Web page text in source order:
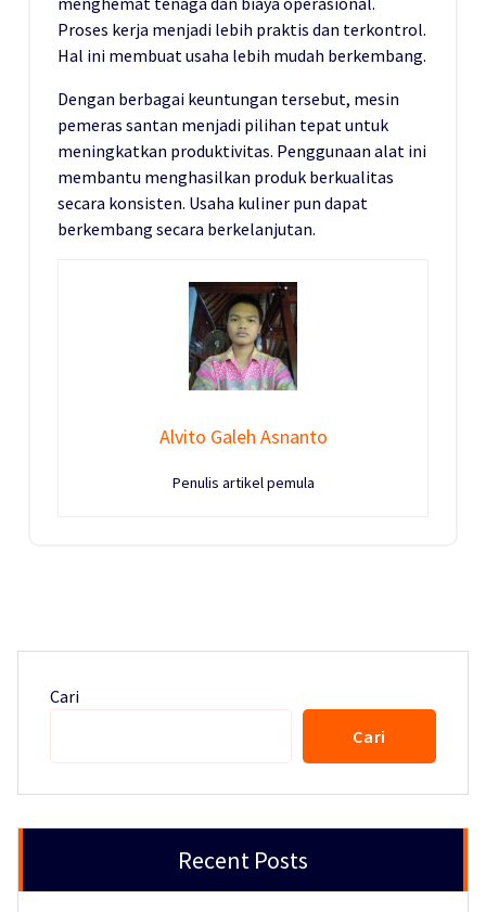
Proses kerja menjadi lebih praktis dan terkontrol.
Hal ini membuat usaha lebih mudah berkembang.
Dengan berbagai keuntungan tersebut, mesin
pemeras santan menjadi pilihan tepat untuk
meningkatkan produktivitas. Penggunaan alat ini
membantu menghasilkan produk berkualitas
secara konsisten. Usaha kuliner pun dapat
berkembang secara berkelanjutan.
Alvito Galeh Asnanto
Penulis artikel pemula
Cari
Cari
Recent Posts